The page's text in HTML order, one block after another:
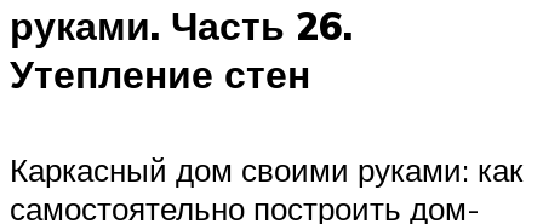
руками. Часть 26.
Утепление стен
Каркасный дом своими руками: как
самостоятельно построить дом-